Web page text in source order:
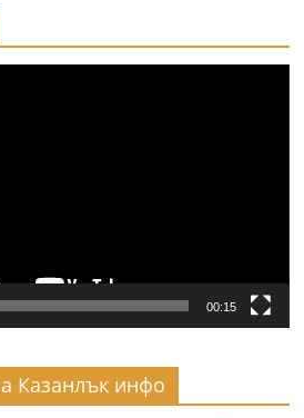
00:15
Казанлък инфо